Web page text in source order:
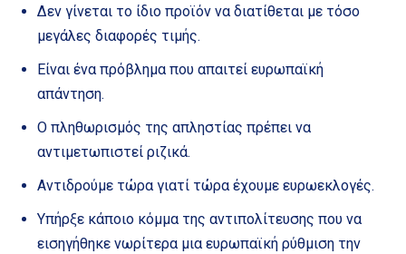
Δεν γίνεται το ίδιο προϊόν να διατίθεται με τόσο
μεγάλες διαφορές τιμής.
Είναι ένα πρόβλημα που απαιτεί ευρωπαϊκή
απάντηση.
Ο πληθωρισμός της απληστίας πρέπει να
αντιμετωπιστεί ριζικά.
Αντιδρούμε τώρα γιατί τώρα έχουμε ευρωεκλογές.
Υπήρξε κάποιο κόμμα της αντιπολίτευσης που να
εισηγήθηκε νωρίτερα μια ευρωπαϊκή ρύθμιση την